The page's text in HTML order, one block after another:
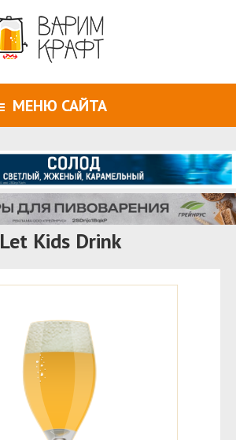
МЕНЮ САЙТА
Let Kids Drink